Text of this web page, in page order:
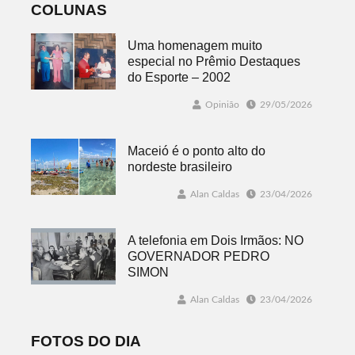
COLUNAS
Uma homenagem muito
especial no Prêmio Destaques
do Esporte – 2002
Opinião 29/05/2026
Maceió é o ponto alto do
nordeste brasileiro
Alan Caldas 23/04/2026
A telefonia em Dois Irmãos: NO
GOVERNADOR PEDRO
SIMON
Alan Caldas 23/04/2026
FOTOS DO DIA